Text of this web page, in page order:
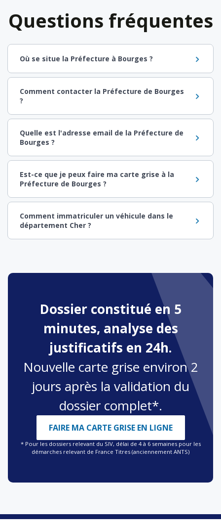
Questions fréquentes
Où se situe la Préfecture à Bourges ?
Comment contacter la Préfecture de Bourges
?
Quelle est l'adresse email de la Préfecture de
Bourges ?
Est-ce que je peux faire ma carte grise à la
Préfecture de Bourges ?
Comment immatriculer un véhicule dans le
département Cher ?
Dossier constitué en 5
minutes, analyse des
justificatifs en 24h.
Nouvelle carte grise environ 2
jours après la validation du
dossier complet*.
FAIRE MA CARTE GRISE EN LIGNE
* Pour les dossiers relevant du SIV, délai de 4 à 6 semaines pour les
démarches relevant de France Titres (anciennement ANTS)